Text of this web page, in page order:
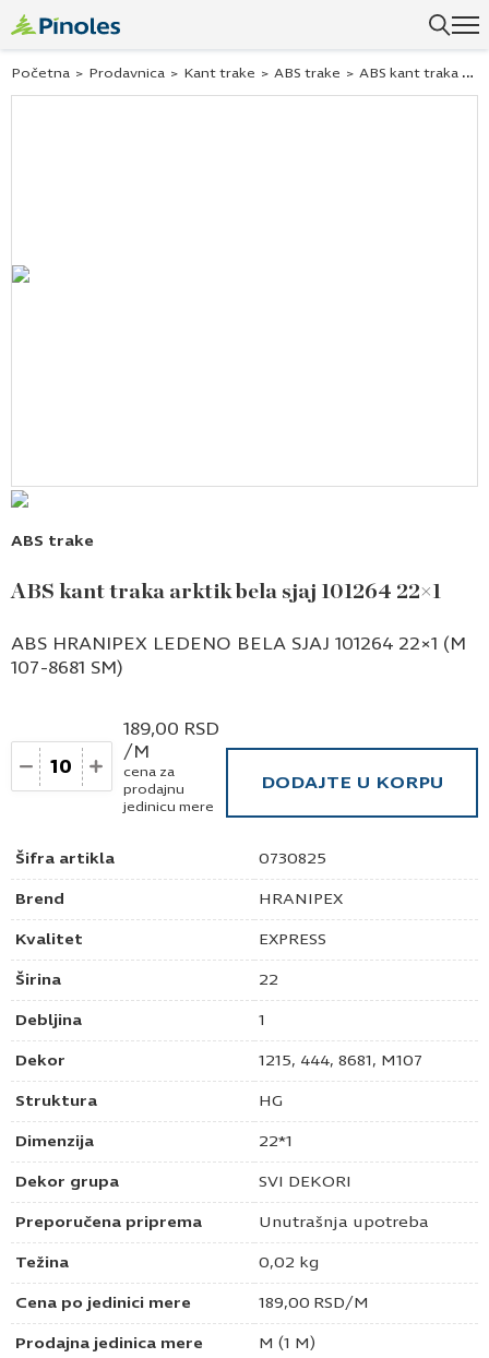
Početna > Prodavnica > Kant trake > ABS trake > ABS kant traka arktik bela sjaj 101264 22×1
ABS trake
ABS kant traka arktik bela sjaj 101264 22×1
Šifra artikla 0730825
Brend HRANIPEX
Kvalitet EXPRESS
Širina 22
Debljina 1
Dekor 1215, 444, 8681, M107
Struktura HG
Dimenzija 22*1
Dekor grupa SVI DEKORI
Preporučena priprema Unutrašnja upotreba
Težina 0,02 kg
Cena po jedinici mere 189,00 RSD/M
Prodajna jedinica mere M (1 M)
ABS HRANIPEX LEDENO BELA SJAJ 101264 22×1 (M
107-8681 SM)
Količina
189,00 RSD
/M
cena za
prodajnu
jedinicu mere
DODAJTE U KORPU